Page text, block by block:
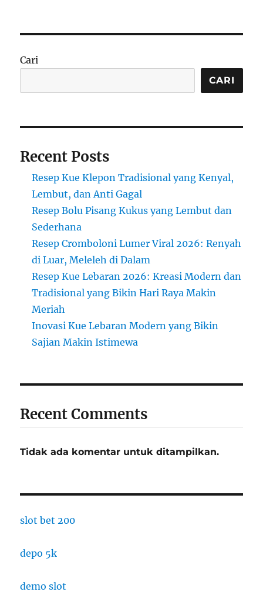
Lezat
Lembut
Cari
CARI
Recent Posts
Resep Kue Klepon Tradisional yang Kenyal,
Lembut, dan Anti Gagal
Resep Bolu Pisang Kukus yang Lembut dan
Sederhana
Resep Cromboloni Lumer Viral 2026: Renyah
di Luar, Meleleh di Dalam
Resep Kue Lebaran 2026: Kreasi Modern dan
Tradisional yang Bikin Hari Raya Makin
Meriah
Inovasi Kue Lebaran Modern yang Bikin
Sajian Makin Istimewa
Recent Comments
Tidak ada komentar untuk ditampilkan.
slot bet 200
depo 5k
demo slot